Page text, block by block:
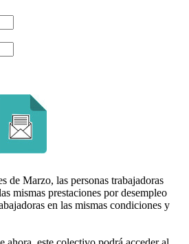
de Marzo, las personas trabajadoras
mismas prestaciones por desempleo
en las mismas condiciones y